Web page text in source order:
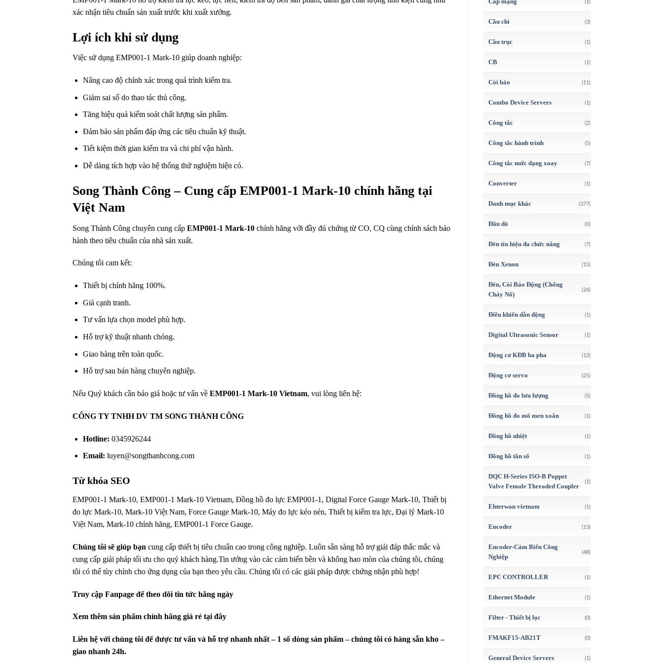
(1)
Cầu chì (3)
Cầu trục (1)
CB (1)
Còi báo (11)
Combo Device Servers (1)
Công tắc (2)
Công tắc hành trình (5)
Công tắc mức dạng xoay (7)
Converter (1)
Danh mục khác (377)
Đầu dò (0)
Đèn tín hiệu đa chức năng (7)
Đèn Xenon (15)
Đèn, Còi Báo Động (Chống
Cháy Nổ)
(26)
Điều khiển dẫn động (1)
Digital Ultrasonic Sensor (1)
Động cơ KĐB ba pha (12)
Động cơ servo (25)
Đồng hồ đo lưu lượng (5)
Đồng hồ đo mô men xoắn (1)
Đồng hồ nhiệt (1)
Đồng hồ tần số (1)
DQC H-Series ISO-B Poppet
Valve Female Threaded Coupler
(1)
Ehterwan vietnam (1)
Encoder (13)
Encoder-Cảm Biến Công
Nghiệp
(48)
EPC CONTROLLER (1)
Ethernet Module (1)
Filter - Thiết bị lọc (0)
FMAKF15-AB21T (0)
General Device Servers (1)
xác nhận tiêu chuẩn sản xuất trước khi xuất xưởng.
Lợi ích khi sử dụng
Việc sử dụng EMP001-1 Mark-10 giúp doanh nghiệp:
Nâng cao độ chính xác trong quá trình kiểm tra.
Giảm sai số do thao tác thủ công.
Tăng hiệu quả kiểm soát chất lượng sản phẩm.
Đảm bảo sản phẩm đáp ứng các tiêu chuẩn kỹ thuật.
Tiết kiệm thời gian kiểm tra và chi phí vận hành.
Dễ dàng tích hợp vào hệ thống thử nghiệm hiện có.
Song Thành Công – Cung cấp EMP001-1 Mark-10 chính hãng tại
Việt Nam
Song Thành Công chuyên cung cấp EMP001-1 Mark-10 chính hãng với đầy đủ chứng từ CO, CQ cùng chính sách bảo
hành theo tiêu chuẩn của nhà sản xuất.
Chúng tôi cam kết:
Thiết bị chính hãng 100%.
Giá cạnh tranh.
Tư vấn lựa chọn model phù hợp.
Hỗ trợ kỹ thuật nhanh chóng.
Giao hàng trên toàn quốc.
Hỗ trợ sau bán hàng chuyên nghiệp.
Nếu Quý khách cần báo giá hoặc tư vấn về EMP001-1 Mark-10 Vietnam, vui lòng liên hệ:
CÔNG TY TNHH DV TM SONG THÀNH CÔNG
Hotline: 0345926244
Email: luyen@songthanhcong.com
Từ khóa SEO
EMP001-1 Mark-10, EMP001-1 Mark-10 Vietnam, Đồng hồ đo lực EMP001-1, Digital Force Gauge Mark-10, Thiết bị
đo lực Mark-10, Mark-10 Việt Nam, Force Gauge Mark-10, Máy đo lực kéo nén, Thiết bị kiểm tra lực, Đại lý Mark-10
Việt Nam, Mark-10 chính hãng, EMP001-1 Force Gauge.
Chúng tôi sẽ giúp bạn cung cấp thiết bị tiêu chuẩn cao trong công nghiệp. Luôn sẵn sàng hỗ trợ giải đáp thắc mắc và
cung cấp giải pháp tối ưu cho quý khách hàng.Tin ưởng vào các cảm biến bền và không hao mòn của chúng tôi, chúng
tôi có thể tùy chỉnh cho ứng dụng của bạn theo yêu cầu. Chúng tôi có các giải pháp được chứng nhận phù hợp!
Truy cập Fanpage để theo dõi tin tức hằng ngày
Xem thêm sản phẩm chính hãng giá rẻ tại đây
Liên hệ với chúng tôi để được tư vấn và hỗ trợ nhanh nhất – 1 số dòng sản phẩm – chúng tôi có hàng sẵn kho –
giao nhanh 24h.